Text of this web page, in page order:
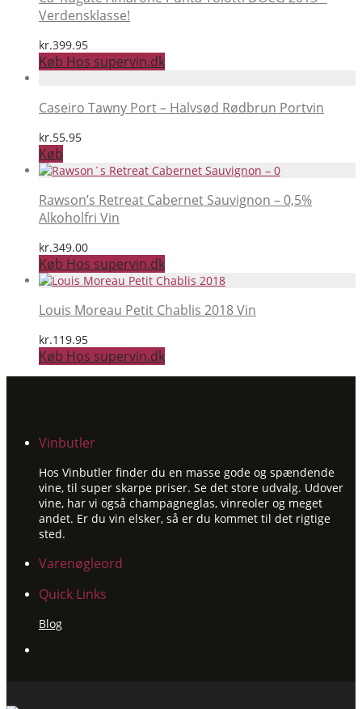
Verdensklasse!
kr.399.95
Køb Hos supervin.dk
Caseiro Tawny Port – Halvsød Rødbrun Portvin
kr.55.95
Køb
Rawson’s Retreat Cabernet Sauvignon – 0,5%
Alkoholfri Vin
kr.349.00
Køb Hos supervin.dk
Louis Moreau Petit Chablis 2018 Vin
kr.119.95
Køb Hos supervin.dk
Vinbutler
Hos Vinbutler finder du en masse gode og spændende
vine, til super skarpe priser. Se det store udvalg. Udover
vine, har vi også champagneglas, vinreoler og meget
andet. Er du vin elsker, så er du kommet til det rigtige
sted.
Varenøgleord
Quick Links
Blog